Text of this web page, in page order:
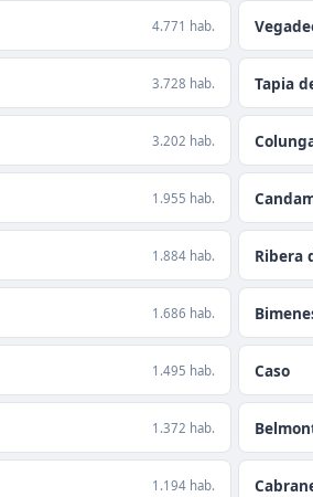
4.771 hab.
3.728 hab. Tapia
3.202 hab.
1.955 hab.
1.884 hab. Ribera
1.686 hab.
1.495 hab. Caso
1.372 hab.
1.194 hab.